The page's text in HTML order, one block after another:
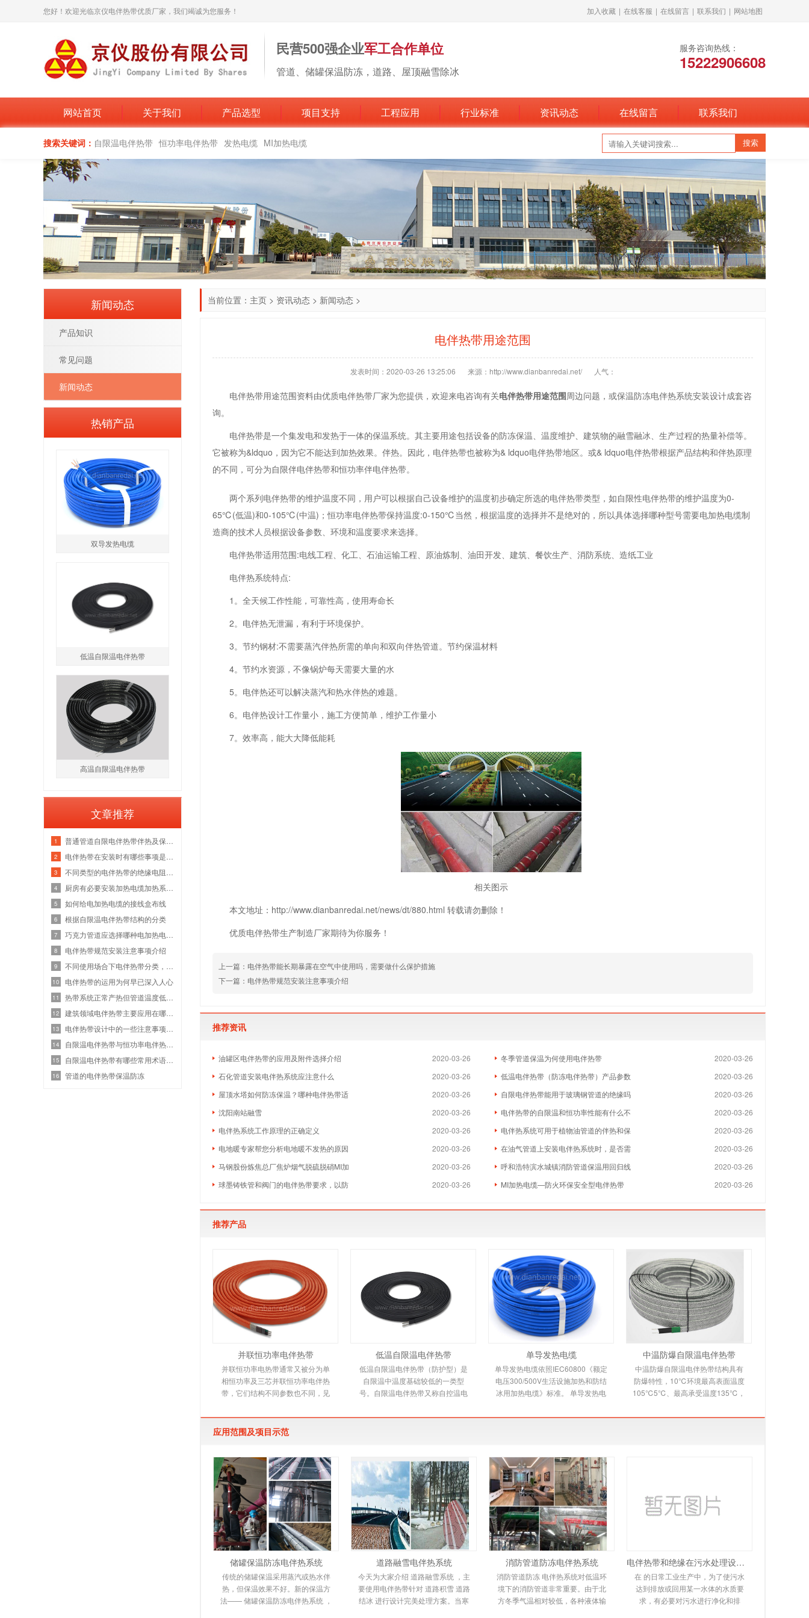
您好！欢迎光临京仪电伴热带优质厂家，我们竭诚为您服务！ 加入收藏 | 在线客服 | 在线留言 | 联系我们 | 网站地图
民营500强企业军工合作单位
管道、储罐保温防冻，道路、屋顶融雪除冰
服务咨询热线：
15222906608
网站首页 关于我们 产品选型 项目支持 工程应用 行业标准 资讯动态 在线留言 联系我们
搜索关键词： 自限温电伴热带 恒功率电伴热带 发热电缆 MI加热电缆
当前位置： 主页 > 资讯动态 > 新闻动态 >
电伴热带用途范围
发表时间：2020-03-26 13:25:06 来源：http://www.dianbanredai.net/ 人气：
电伴热带用途范围资料由优质电伴热带厂家为您提供，欢迎来电咨询有关电伴热带用途范围周边问题，或保温防冻电伴热系统安装设计成套咨
询。
电伴热带是一个集发电和发热于一体的保温系统。其主要用途包括设备的防冻保温、温度维护、建筑物的融雪融冰、生产过程的热量补偿等。
它被称为&ldquo，因为它不能达到加热效果。伴热。因此，电伴热带也被称为& ldquo电伴热带地区。或& ldquo电伴热带根据产品结构和伴热原理
的不同，可分为自限伴电伴热带和恒功率伴电伴热带。
两个系列电伴热带的维护温度不同，用户可以根据自己设备维护的温度初步确定所选的电伴热带类型，如自限性电伴热带的维护温度为0-
65℃(低温)和0-105℃(中温)；恒功率电伴热带保持温度:0-150℃当然，根据温度的选择并不是绝对的，所以具体选择哪种型号需要电加热电缆制
造商的技术人员根据设备参数、环境和温度要求来选择。
电伴热带适用范围:电线工程、化工、石油运输工程、原油炼制、油田开发、建筑、餐饮生产、消防系统、造纸工业
电伴热系统特点:
1。全天候工作性能，可靠性高，使用寿命长
2。电伴热无泄漏，有利于环境保护。
3。节约钢材:不需要蒸汽伴热所需的单向和双向伴热管道。节约保温材料
4。节约水资源，不像锅炉每天需要大量的水
5。电伴热还可以解决蒸汽和热水伴热的难题。
6。电伴热设计工作量小，施工方便简单，维护工作量小
7。效率高，能大大降低能耗
相关图示
本文地址：http://www.dianbanredai.net/news/dt/880.html 转载请勿删除！
优质电伴热带生产制造厂家期待为你服务！
上一篇： 电伴热带能长期暴露在空气中使用吗，需要做什么保护措施
下一篇： 电伴热带规范安装注意事项介绍
推荐资讯
2020-03-26
油罐区电伴热带的应用及附件选择介绍 2020-03-26
冬季管道保温为何使用电伴热带
2020-03-26
石化管道安装电伴热系统应注意什么 2020-03-26
低温电伴热带（防冻电伴热带）产品参数
2020-03-26
屋顶水塔如何防冻保温？哪种电伴热带适 2020-03-26
自限电伴热带能用于玻璃钢管道的绝缘吗
2020-03-26
沈阳南站融雪 2020-03-26
电伴热带的自限温和恒功率性能有什么不
2020-03-26
电伴热系统工作原理的正确定义 2020-03-26
电伴热系统可用于植物油管道的伴热和保
2020-03-26
电地暖专家帮您分析电地暖不发热的原因 2020-03-26
在油气管道上安装电伴热系统时，是否需
2020-03-26
马钢股份炼焦总厂焦炉烟气脱硫脱硝MI加 2020-03-26
呼和浩特滨水城镇消防管道保温用回归线
2020-03-26
球墨铸铁管和阀门的电伴热带要求，以防 2020-03-26
MI加热电缆—防火环保安全型电伴热带
推荐产品
并联恒功率电伴热带
并联恒功率电热带通常又被分为单
相恒功率及三芯并联恒功率电伴热
带，它们结构不同参数也不同，见
是由多个发热节在
低温自限温电伴热带
低温自限温电伴热带（防护型）是
自限温中温度基础较低的一类型
号。自限温电伴热带又称自控温电
电热产品，由高分子
单导发热电缆
单导发热电缆依照IEC60800《额定
电压300/500V生活设施加热和防结
冰用加热电缆》标准。 单导发热电
烯绝缘，铝带屏蔽，防
中温防爆自限温电伴热带
中温防爆自限温电伴热带结构具有
防爆特性，10℃环境最高表面温度
105℃5℃、最高承受温度135℃，
带，它是新一代唯一带
应用范围及项目示范
储罐保温防冻电伴热系统
传统的储罐保温采用蒸汽或热水伴
热，但保温效果不好。新的保温方
法—— 储罐保温防冻电伴热系统 ，
道路融雪电伴热系统
今天为大家介绍 道路融雪系统 ，主
要使用电伴热带针对 道路积雪 道路
结冰 进行设计完美处理方案。当寒
消防管道防冻电伴热系统
消防管道防冻 电伴热系统对低温环
境下的消防管道非常重要。由于北
方冬季气温相对较低，各种液体输
电伴热带和绝缘在污水处理设备中的应用
在 的日常工业生产中，为了使污水
达到排放或回用某一水体的水质要
求，有必要对污水进行净化和排
新闻动态
产品知识
常见问题
新闻动态
热销产品
双导发热电缆
低温自限温电伴热带
高温自限温电伴热带
文章推荐
1
2
3
4
5 如何给电加热电缆的接线盒布线
6 根据自限温电伴热带结构的分类
7
8 电伴热带规范安装注意事项介绍
9
10 电伴热带的运用为何早已深入人心
11
12
13
14
15
16 管道的电伴热带保温防冻